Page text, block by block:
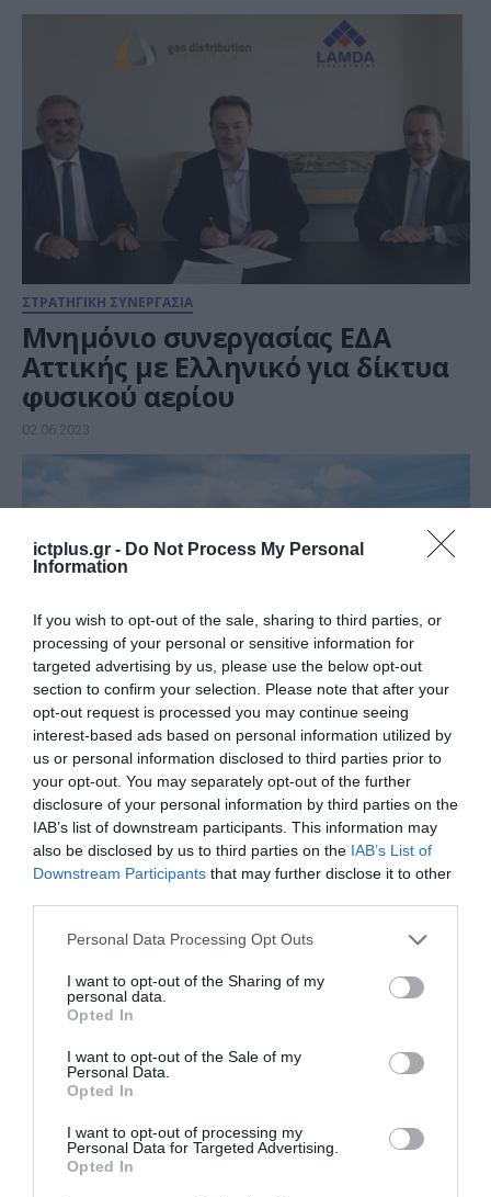
ictplus.gr - Do Not Process My Personal
Information
If you wish to opt-out of the sale, sharing to third parties, or
processing of your personal or sensitive information for
targeted advertising by us, please use the below opt-out
section to confirm your selection. Please note that after your
opt-out request is processed you may continue seeing
interest-based ads based on personal information utilized by
us or personal information disclosed to third parties prior to
your opt-out. You may separately opt-out of the further
disclosure of your personal information by third parties on the
IAB’s list of downstream participants. This information may
also be disclosed by us to third parties on the IAB’s List of
Downstream Participants that may further disclose it to other
Please note that this website/app uses one or more Google
not limited to your visit or usage behaviour. You may click to
grant or deny consent to Google and its third-party tags to
use your data for below specified purposes in below Google
consent section.
Personal Data Processing Opt Outs
I want to opt-out of the Sharing of my
personal data.
Opted In
I want to opt-out of the Sale of my
Personal Data.
Opted In
I want to opt-out of processing my
Personal Data for Targeted Advertising.
Opted In
ΣΤΡΑΤΗΓΙΚΗ ΣΥΝΕΡΓΑΣΙΑ
Μνημόνιο συνεργασίας ΕΔΑ
Αττικής με Ελληνικό για δίκτυα
φυσικού αερίου
02.06.2023
ΣΤΡΑΤΗΓΙΚΗ ΣΥΝΕΡΓΑΣΙΑ
Συνεργασία ΕΔΑ ΑΤΤΙΚΗΣ – ΕΣΠΑΒ
για δίκτυα φυσικού αερίου
ΨΗΦΙΑΚΟΣ ΜΕΤΑΣΧΗΜΑΤΙΣΜΟΣ